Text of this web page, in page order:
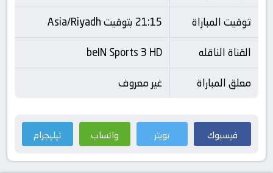
توقيت المباراة
21:15 بتوقيت Asia/Riyadh
القناة الناقله
beIN Sports 3 HD
معلق المباراة
غير معروف
فيسبوك تويتر واتساب تيليجرام